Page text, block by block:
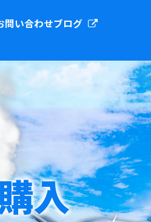
問い合わせブログ
入